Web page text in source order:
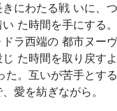
にわたる戦 いに、
た時間を手にする
ドラ西端の 都市ヌー
じ た時間を取り戻す
た。互いが苦手とす
愛を紡ぎながら。